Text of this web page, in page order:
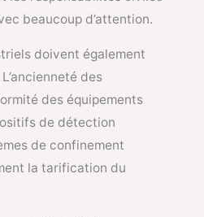
beaucoup d’attention.
doivent également
des
des équipements
de détection
de confinement
la tarification du